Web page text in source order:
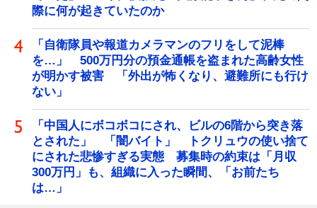
際に何が起きていたのか
「自衛隊員や報道カメラマンのフリをして泥棒
を…」 500万円分の預金通帳を盗まれた高齢女性
が明かす被害 「外出が怖くなり、避難所にも行け
ない」
「中国人にボコボコにされ、ビルの6階から突き落
とされた」 「闇バイト」 トクリュウの使い捨て
にされた悲惨すぎる実態 募集時の約束は「月収
300万円」も、組織に入った瞬間、「お前たち
は…」